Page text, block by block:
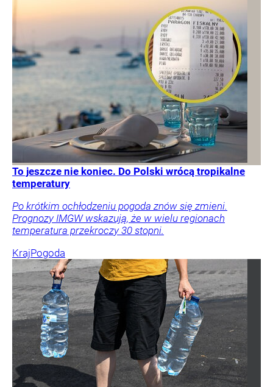
To jeszcze nie koniec. Do Polski wrócą tropikalne
temperatury
Po krótkim ochłodzeniu pogoda znów się zmieni.
Prognozy IMGW wskazują, że w wielu regionach
temperatura przekroczy 30 stopni.
KrajPogoda